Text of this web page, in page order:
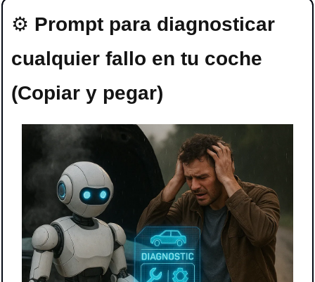
⚙️ Prompt para diagnosticar
cualquier fallo en tu coche
(Copiar y pegar)